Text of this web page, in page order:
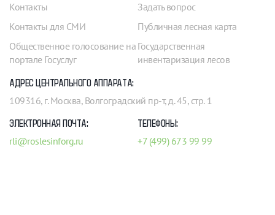
Контакты
Контакты для СМИ
Общественное голосование на
портале Госуслуг
Задать вопрос
Публичная лесная карта
Государственная
инвентаризация лесов
АДРЕС ЦЕНТРАЛЬНОГО АППАРАТА:
109316, г. Москва, Волгоградский пр-т, д. 45, стр. 1
ЭЛЕКТРОННАЯ ПОЧТА:
rli@roslesinforg.ru
ТЕЛЕФОНЫ:
+7 (499) 673 99 99